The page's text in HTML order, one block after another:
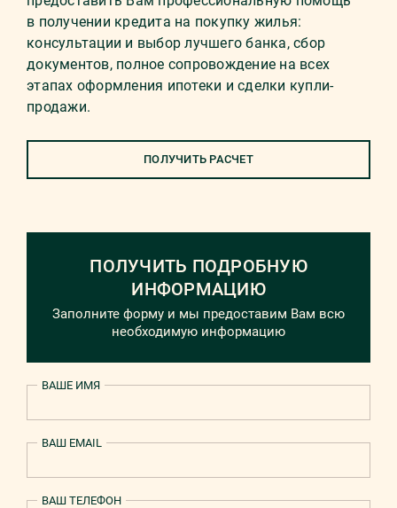
в получении кредита на покупку жилья:
консультации и выбор лучшего банка, сбор
документов, полное сопровождение на всех
этапах оформления ипотеки и сделки купли-
продажи.
ПОЛУЧИТЬ РАСЧЕТ
ПОЛУЧИТЬ ПОДРОБНУЮ
ИНФОРМАЦИЮ
Заполните форму и мы предоставим Вам всю
необходимую информацию
ВАШЕ ИМЯ
ВАШ EMAIL
ВАШ ТЕЛЕФОН